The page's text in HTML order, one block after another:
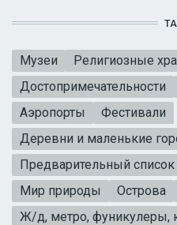
Музеи
Религиозные
Достопримечательности
Аэропорты
Фестивали
Деревни и маленькие
Предварительный
Мир природы
Острова
Ж/д, метро, фуникулеры,